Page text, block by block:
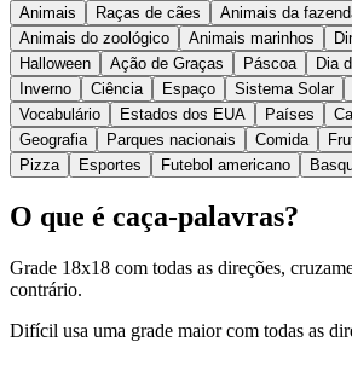
Animais Raças de cães
Animais da
Animais do zoológico
Animais marinhos
Halloween
Ação de Graças Páscoa Dia
Inverno
Ciência Espaço Sistema Solar
Vocabulário
Estados dos EUA Países
Geografia
Parques nacionais Comida
Pizza
Esportes Futebol americano
O que é caça-palavras?
Grade 18x18 com todas as direções,
contrário.
Difícil usa uma grade maior com todas as